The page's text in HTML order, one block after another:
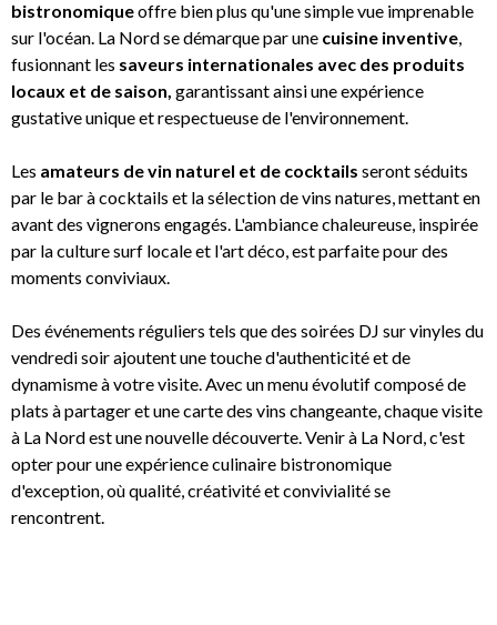
bistronomiqueoffre bien plus qu'une simple vue imprenable
sur l'océan. La Nord se démarque par une cuisine inventive,
fusionnant les saveurs internationales avec des produits
locaux et de saison, garantissant ainsi une expérience
gustative unique et respectueuse de l'environnement.
Les amateurs de vin naturel et de cocktails seront séduits
par le bar à cocktails et la sélection de vins natures, mettant en
avant des vignerons engagés. L'ambiance chaleureuse, inspirée
par la culture surf locale et l'art déco, est parfaite pour des
moments conviviaux.
Des événements réguliers tels que des soirées DJ sur vinyles du
vendredi soir ajoutent une touche d'authenticité et de
dynamisme à votre visite. Avec un menu évolutif composé de
plats à partager et une carte des vins changeante, chaque visite
à La Nord est une nouvelle découverte. Venir à La Nord, c'est
opter pour une expérience culinaire bistronomique
d'exception, où qualité, créativité et convivialité se
rencontrent.